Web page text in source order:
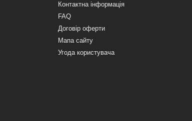
Контактна інформація
FAQ
Договір оферти
Мапа сайту
Угода користувача